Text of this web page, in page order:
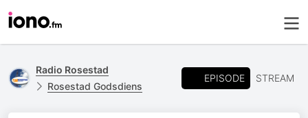
Radio Rosestad
Rosestad Godsdiens
EPISODE STREAM